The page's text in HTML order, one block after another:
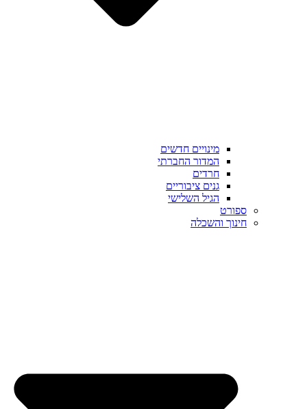
מינויים חדשים
המדור החברתי
חרדים
גנים ציבוריים
הגיל השלישי
ספורט
חינוך והשכלה